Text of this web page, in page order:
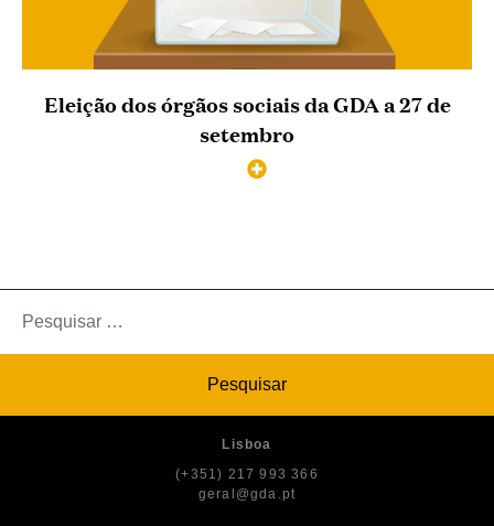
Eleição dos órgãos sociais da GDA a 27 de
setembro
por:
Lisboa
(+351) 217 993 366
geral@gda.pt